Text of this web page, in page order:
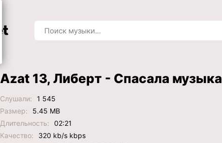
Azat 13, Либерт - Спасала музыка
Слушали:
1 545
Размер:
5.45 MB
Длительность:
02:21
Качество:
320 kb/s kbps